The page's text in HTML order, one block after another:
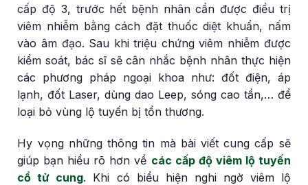
cấp độ 3, trước hết bệnh nhân cần được điều trị
viêm nhiễm bằng cách đặt thuốc diệt khuẩn, nấm
vào âm đạo. Sau khi triệu chứng viêm nhiễm được
kiểm soát, bác sĩ sẽ cân nhắc bệnh nhân thực hiện
các phương pháp ngoại khoa như: đốt điện, áp
lạnh, đốt Laser, dùng dao Leep, sóng cao tần,… để
loại bỏ vùng lộ tuyến bị tổn thương.
Hy vọng những thông tin mà bài viết cung cấp sẽ
giúp bạn hiểu rõ hơn về các cấp độ viêm lộ tuyến
cổ tử cung. Khi có biểu hiện nghi ngờ viêm lộ